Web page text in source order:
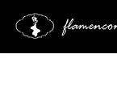
Saltar